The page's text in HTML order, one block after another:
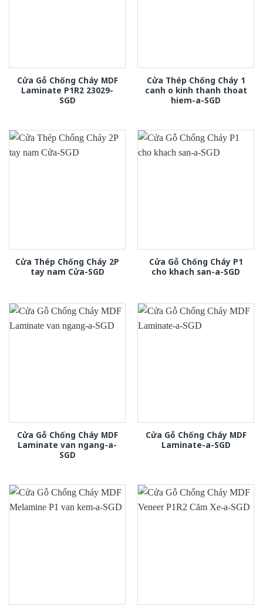
Cửa Gỗ Chống Cháy MDF
Laminate P1R2 23029-
SGD
Cửa Thép Chống Cháy 1
canh o kinh thanh thoat
hiem-a-SGD
Cửa Thép Chống Cháy 2P
tay nam Cửa-SGD
Cửa Gỗ Chống Cháy P1
cho khach san-a-SGD
Cửa Gỗ Chống Cháy MDF
Laminate van ngang-a-
SGD
Cửa Gỗ Chống Cháy MDF
Laminate-a-SGD